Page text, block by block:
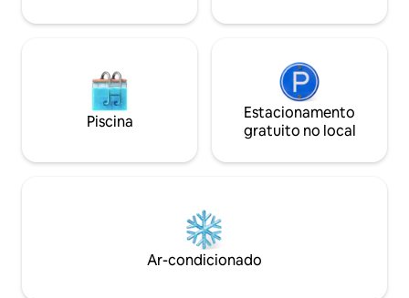
Piscina
Estacionamento
gratuito no local
Ar-condicionado